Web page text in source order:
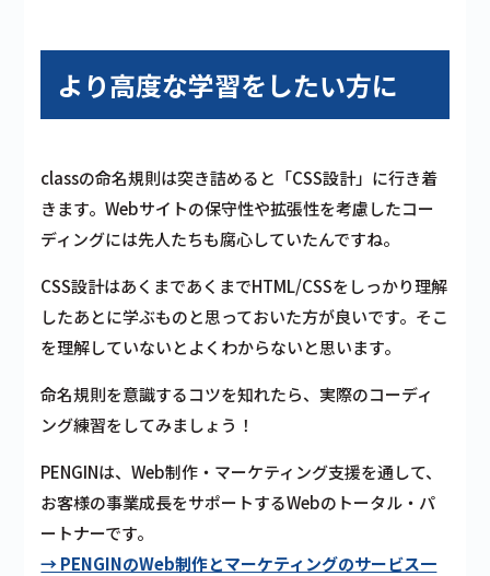
より高度な学習をしたい方に
classの命名規則は突き詰めると「CSS設計」に行き着
きます。Webサイトの保守性や拡張性を考慮したコー
ディングには先人たちも腐心していたんですね。
CSS設計はあくまであくまでHTML/CSSをしっかり理解
したあとに学ぶものと思っておいた方が良いです。そこ
を理解していないとよくわからないと思います。
命名規則を意識するコツを知れたら、実際のコーディ
ング練習をしてみましょう！
PENGINは、Web制作・マーケティング支援を通して、
お客様の事業成長をサポートするWebのトータル・パ
ートナーです。
→ PENGINのWeb制作とマーケティングのサービス一